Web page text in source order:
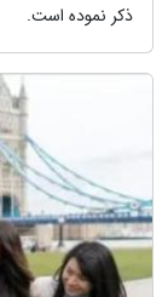
ذکر نموده است.